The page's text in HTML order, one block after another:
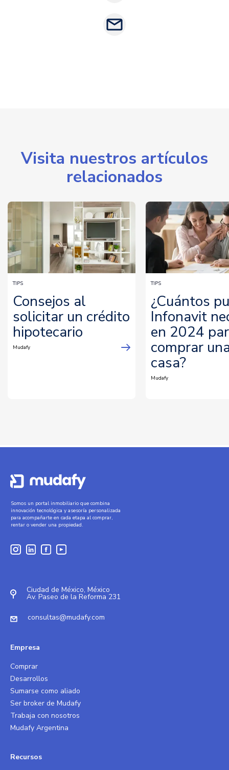
Visita nuestros artículos
relacionados
TIPS
Consejos al
solicitar un crédito
hipotecario
Mudafy
TIPS
¿Cuántos
Infonavit
en 2024
comprar
casa?
Mudafy
Somos un portal inmobiliario que combina
innovación tecnológica y asesoría personalizada
para acompañarte en cada etapa al comprar,
rentar o vender una propiedad.
Ciudad de México, México
Av. Paseo de la Reforma 231
consultas@mudafy.com
Empresa
Comprar
Desarrollos
Sumarse como aliado
Ser broker de Mudafy
Trabaja con nosotros
Mudafy Argentina
Recursos